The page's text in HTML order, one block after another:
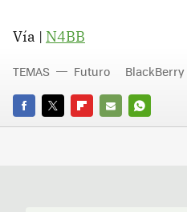
Vía | N4BB
FACEBOOK
TWITTERFLIPBOARD
E-
WHATSAPP
TEMAS Futuro BlackBerry